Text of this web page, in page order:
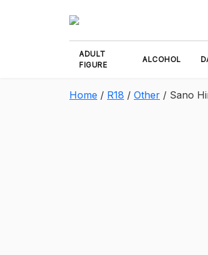
ADULT
FIGURE
ALCOHOL
Home / R18 / Other / Sano